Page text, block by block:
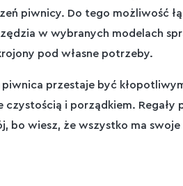
piwnicy. Do tego możliwość
w wybranych modelach
pod własne potrzeby.
przestaje być
i porządkiem. Regały
bo wiesz, że wszystko ma swoje